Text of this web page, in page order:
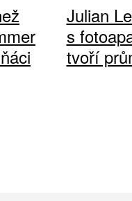
Julian
s
tvoří